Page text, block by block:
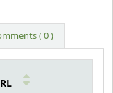
( 0 )